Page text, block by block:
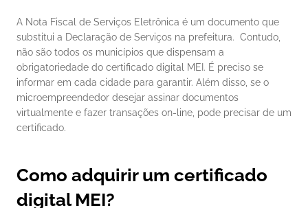
A Nota Fiscal de Serviços Eletrônica é um documento que
substitui a Declaração de Serviços na prefeitura.  Contudo,
não são todos os municípios que dispensam a
obrigatoriedade do certificado digital MEI. É preciso se
informar em cada cidade para garantir. Além disso, se o
microempreendedor desejar assinar documentos
virtualmente e fazer transações on-line, pode precisar de um
certificado.
Como adquirir um certificado
digital MEI?